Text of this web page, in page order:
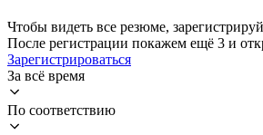
Чтобы видеть все резюме,
После регистрации покажем ещё 3 и
Зарегистрироваться
За всё время
По соответствию